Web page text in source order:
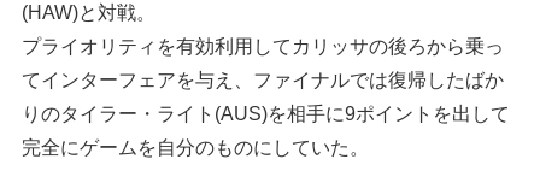
(HAW)と対戦。
プライオリティを有効利用してカリッサの後ろから乗っ
てインターフェアを与え、ファイナルでは復帰したばか
りのタイラー・ライト(AUS)を相手に9ポイントを出して
完全にゲームを自分のものにしていた。